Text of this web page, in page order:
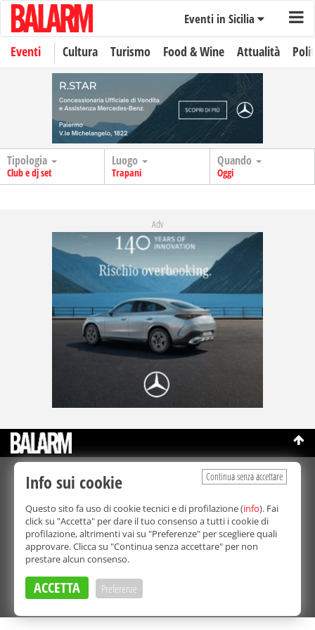
Eventi in Sicilia
Eventi Cultura Turismo Food & Wine Attualità
Tipologia
Club e dj set
Luogo
Trapani
Quando
Oggi
Adv
©Copyright 2003-2026
Bmedia Srl
La riproduzione totale o parziale di tutti i contenuti, in qualunque
forma, su qualsiasi supporto è proibita.
Balarm.it è una testata giornalistica registrata. Autorizzazione del
Tribunale di Palermo n° 32 del 21/10/2003
Direttore responsabile:Fabio Ricotta
Privacy e Cookie Policy
Continua senza accettare
Info sui cookie
Questo sito fa uso di cookie tecnici e di profilazione (info). Fai
click su "Accetta" per dare il tuo consenso a tutti i cookie di
profilazione, altrimenti vai su "Preferenze" per scegliere quali
approvare. Clicca su "Continua senza accettare" per non
prestare alcun consenso.
ACCETTA Preferenze